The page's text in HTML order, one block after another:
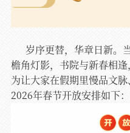
岁序更替，华章日新。
檐角灯影，书院与新春相逢
为让大家在假期里慢品文
2026年春节开放安排如下：